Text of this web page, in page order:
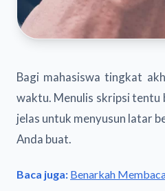
Bagi mahasiswa tingkat
waktu. Menulis skripsi tentu
jelas untuk menyusun latar
Anda buat.
Baca juga: Benarkah